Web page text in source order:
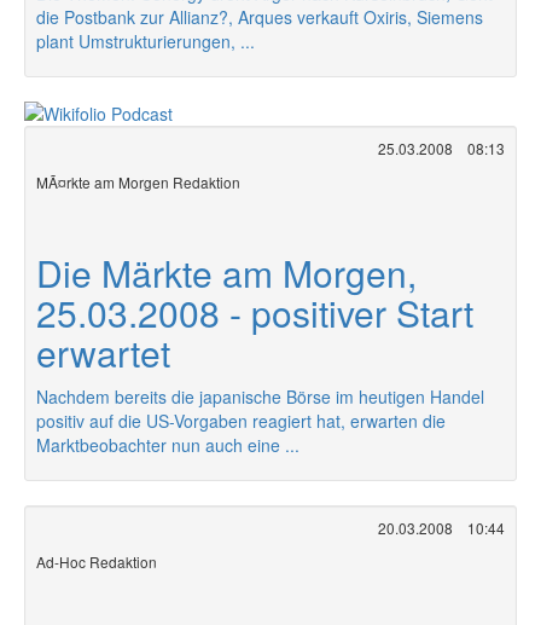
die Postbank zur Allianz?, Arques verkauft Oxiris, Siemens
plant Umstrukturierungen, ...
25.03.2008
08:13
MÃ¤rkte am Morgen Redaktion
Die Märkte am Morgen,
25.03.2008 - positiver Start
erwartet
Nachdem bereits die japanische Börse im heutigen Handel
positiv auf die US-Vorgaben reagiert hat, erwarten die
Marktbeobachter nun auch eine ...
20.03.2008
10:44
Ad-Hoc Redaktion